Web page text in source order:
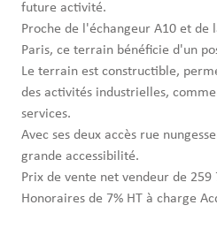
future activité.
Proche de l'échangeur A10 et de
Paris, ce terrain bénéficie d'un
Le terrain est constructible,
des activités industrielles,
services.
Avec ses deux accès rue
grande accessibilité.
Prix de vente net vendeur de 259
Honoraires de 7% HT à charge